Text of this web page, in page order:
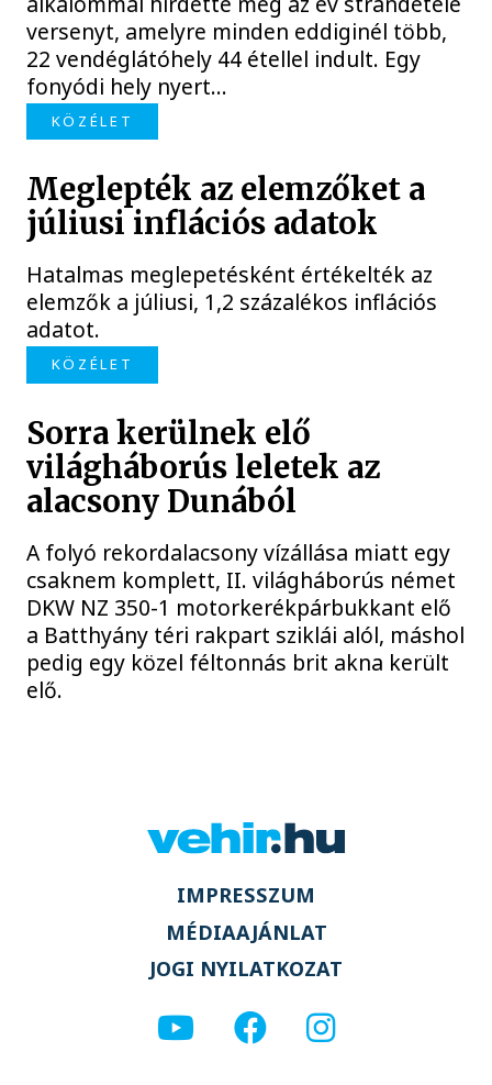
versenyt, amelyre minden eddiginél több,
22 vendéglátóhely 44 étellel indult. Egy
fonyódi hely nyert...
KÖZÉLET
Meglepték az elemzőket a
júliusi inflációs adatok
Hatalmas meglepetésként értékelték az
elemzők a júliusi, 1,2 százalékos inflációs
adatot.
KÖZÉLET
Sorra kerülnek elő
világháborús leletek az
alacsony Dunából
A folyó rekordalacsony vízállása miatt egy
csaknem komplett, II. világháborús német
DKW NZ 350-1 motorkerékpárbukkant elő
a Batthyány téri rakpart sziklái alól, máshol
pedig egy közel féltonnás brit akna került
elő.
IMPRESSZUM
MÉDIAAJÁNLAT
JOGI NYILATKOZAT